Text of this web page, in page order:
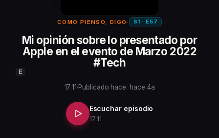
COMO PIENSO, DIGO · S1 · E57
Mi opinión sobre lo presentado por
Apple en el evento de Marzo 2022
#Tech
E
17:11·Publicado hace: hace 4a
Escuchar episodio
17:11